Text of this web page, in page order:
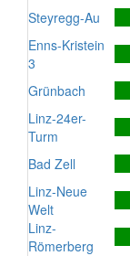
Steyregg-Au
Enns-Kristein
3
Grünbach
Linz-24er-
Turm
Bad Zell
Linz-Neue
Welt
Linz-
Römerberg